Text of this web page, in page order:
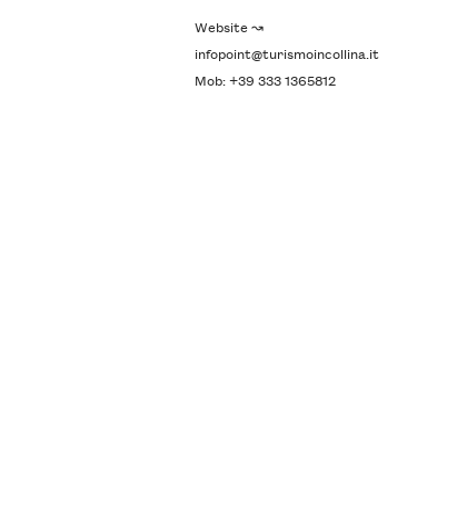
Website ↝
infopoint@turismoincollina.it
Mob: +39 333 1365812